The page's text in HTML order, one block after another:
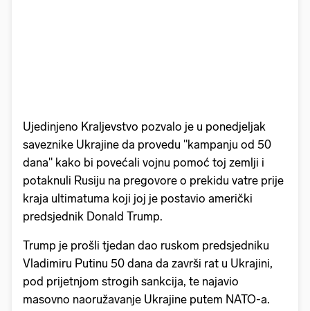
Ujedinjeno Kraljevstvo pozvalo je u ponedjeljak
saveznike Ukrajine da provedu "kampanju od 50
dana" kako bi povećali vojnu pomoć toj zemlji i
potaknuli Rusiju na pregovore o prekidu vatre prije
kraja ultimatuma koji joj je postavio američki
predsjednik Donald Trump.
Trump je prošli tjedan dao ruskom predsjedniku
Vladimiru Putinu 50 dana da završi rat u Ukrajini,
pod prijetnjom strogih sankcija, te najavio
masovno naoružavanje Ukrajine putem NATO-a.